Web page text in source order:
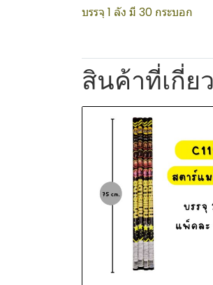
บรรจุ 1 ลัง มี 30 กระบอก
สินค้าที่เกี่ย